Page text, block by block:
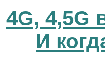
4G, 4,5G
И